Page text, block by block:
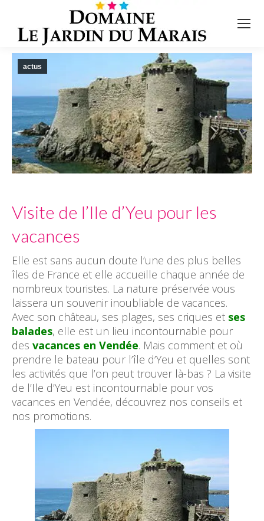
actus
Visite de l’Ile d’Yeu pour les
vacances
Elle est sans aucun doute l’une des plus belles
îles de France et elle accueille chaque année de
nombreux touristes. La nature préservée vous
laissera un souvenir inoubliable de vacances.
Avec son château, ses plages, ses criques et ses
balades, elle est un lieu incontournable pour
des vacances en Vendée. Mais comment et où
prendre le bateau pour l’île d’Yeu et quelles sont
les activités que l’on peut trouver là-bas ? La visite
de l’Ile d’Yeu est incontournable pour vos
vacances en Vendée, découvrez nos conseils et
nos promotions.